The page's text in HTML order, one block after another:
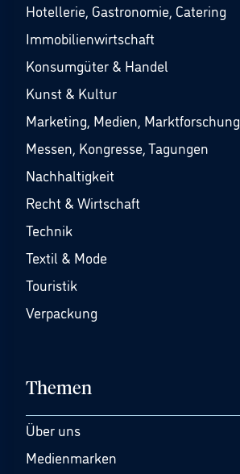
Hotellerie, Gastronomie, Catering
Immobilienwirtschaft
Konsumgüter & Handel
Kunst & Kultur
Marketing, Medien, Marktforschung
Messen, Kongresse, Tagungen
Nachhaltigkeit
Recht & Wirtschaft
Technik
Textil & Mode
Touristik
Verpackung
Themen
Über uns
Medienmarken